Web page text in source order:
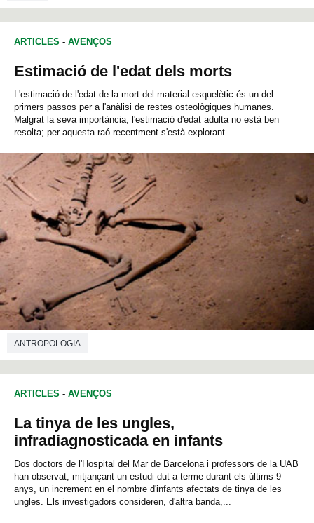
ARTICLES - AVENÇOS
Estimació de l'edat dels morts
L'estimació de l'edat de la mort del material esquelètic és un del
primers passos per a l'anàlisi de restes osteològiques humanes.
Malgrat la seva importància, l'estimació d'edat adulta no està ben
resolta; per aquesta raó recentment s'està explorant...
ANTROPOLOGIA
ARTICLES - AVENÇOS
La tinya de les ungles,
infradiagnosticada en infants
Dos doctors de l'Hospital del Mar de Barcelona i professors de la UAB
han observat, mitjançant un estudi dut a terme durant els últims 9
anys, un increment en el nombre d'infants afectats de tinya de les
ungles. Els investigadors consideren, d'altra banda,...